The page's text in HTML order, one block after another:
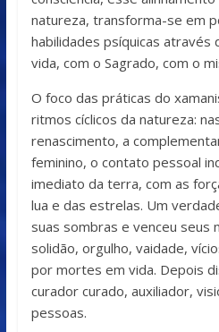
natureza, transforma-se em
habilidades psíquicas através
vida, com o Sagrado, com o
O foco das práticas do
ritmos cíclicos da natureza:
renascimento, a
feminino, o contato pessoal
imediato da terra, com as
lua e das estrelas. Um
suas sombras e venceu seus
solidão, orgulho, vaidade,
por mortes em vida. Depois
curador curado, auxiliador,
pessoas.